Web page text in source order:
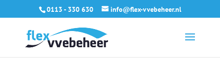
0113 - 330 630 info@flex-vvebeheer.nl